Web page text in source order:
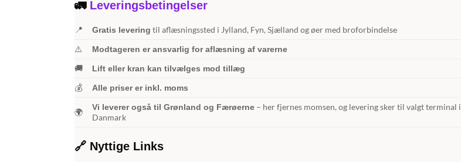
🚛 Leveringsbetingelser
📍 Gratis levering til aflæsningssted i Jylland, Fyn, Sjælland og øer med broforbindelse
⚠️
Modtageren er ansvarlig for aflæsning af varerne
🚚 Lift eller kran kan tilvælges mod tillæg
💰 Alle priser er inkl. moms
🌍 Vi leverer også til Grønland og Færøerne – her fjernes momsen, og levering sker til valgt terminal i
Danmark
🔗 Nyttige Links